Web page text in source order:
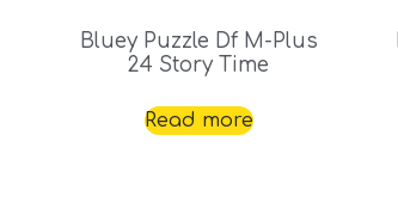
Bluey Puzzle Df M-Plus
24 Story Time
Read more